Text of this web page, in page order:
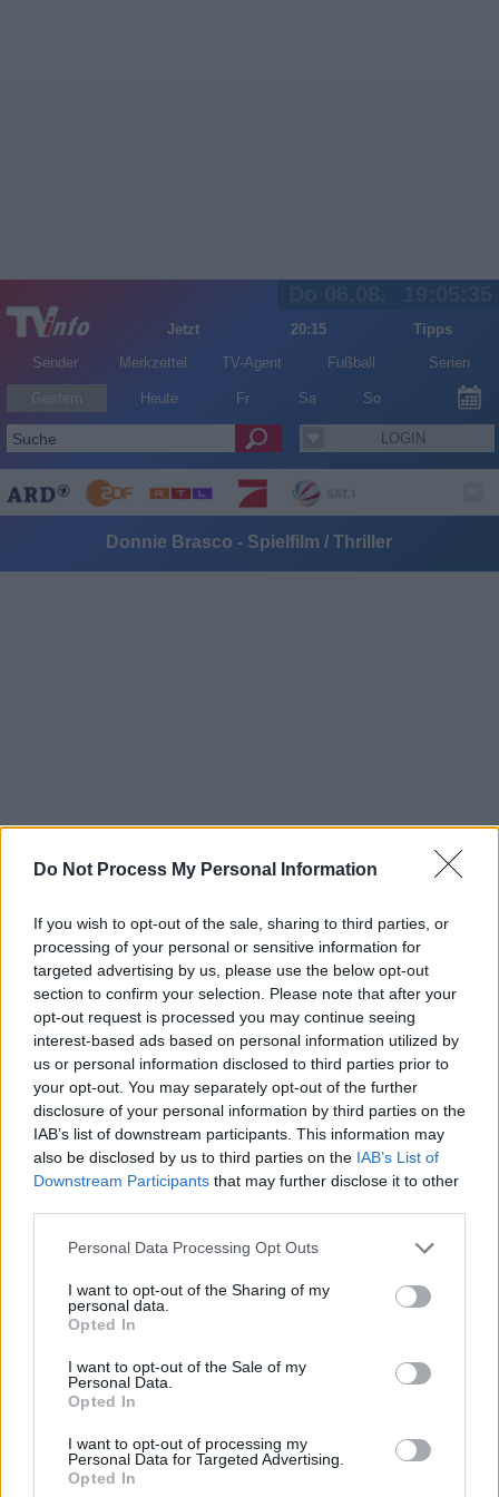
Do Not Process My Personal Information
If you wish to opt-out of the sale, sharing to third parties, or
processing of your personal or sensitive information for
targeted advertising by us, please use the below opt-out
section to confirm your selection. Please note that after your
opt-out request is processed you may continue seeing
interest-based ads based on personal information utilized by
us or personal information disclosed to third parties prior to
your opt-out. You may separately opt-out of the further
disclosure of your personal information by third parties on the
IAB’s list of downstream participants. This information may
also be disclosed by us to third parties on the IAB’s List of
Downstream Participants that may further disclose it to other
Personal Data Processing Opt Outs
I want to opt-out of the Sharing of my
personal data.
Opted In
I want to opt-out of the Sale of my
Personal Data.
Opted In
I want to opt-out of processing my
Personal Data for Targeted Advertising.
Opted In
Jetzt 20:15
Tipps
Sender
Merkzettel TV-Agent Fußball Serien
Heute Fr Sa So
LOGIN
Donnie Brasco - Spielfilm / Thriller
1997
Spielfilm Thriller
New York in den 70er Jahren: Als Juwelier namens Donnie Brasco
getarnt, wird der FBI-Agent Joe Pistone auf den naiven und